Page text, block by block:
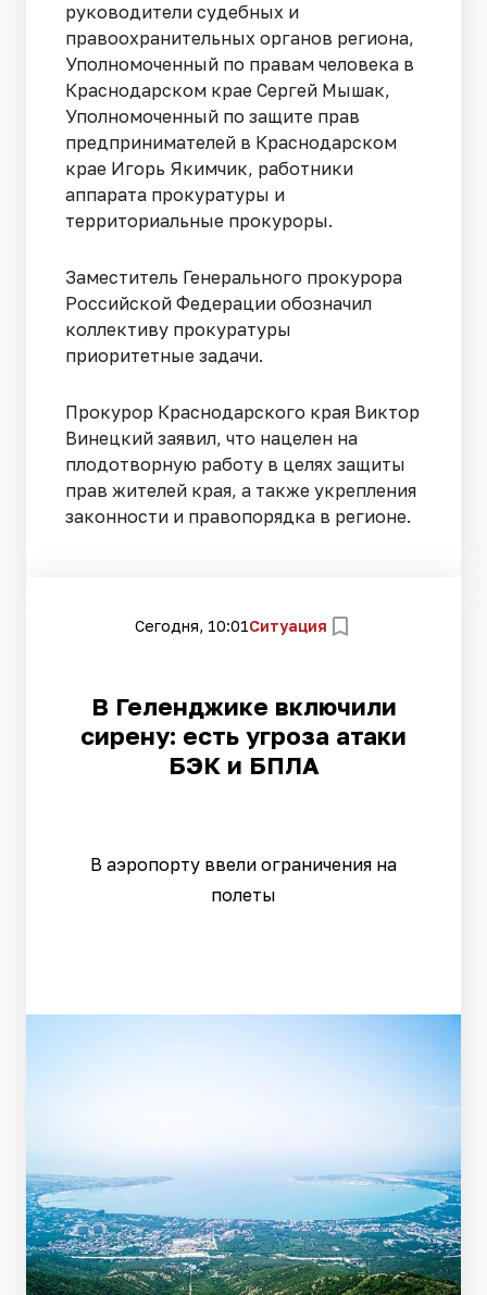
руководители судебных и
правоохранительных органов региона,
Уполномоченный по правам человека в
Краснодарском крае Сергей Мышак,
Уполномоченный по защите прав
предпринимателей в Краснодарском
крае Игорь Якимчик, работники
аппарата прокуратуры и
территориальные прокуроры.
Заместитель Генерального прокурора
Российской Федерации обозначил
коллективу прокуратуры
приоритетные задачи.
Прокурор Краснодарского края Виктор
Винецкий заявил, что нацелен на
плодотворную работу в целях защиты
прав жителей края, а также укрепления
законности и правопорядка в регионе.
Сегодня, 10:01Ситуация
В Геленджике включили
сирену: есть угроза атаки
БЭК и БПЛА
В аэропорту ввели ограничения на
полеты